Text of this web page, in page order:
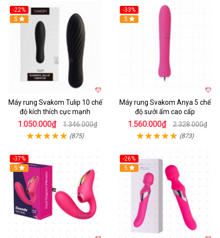
-22%
Hot
5
Máy rung Svakom Tulip 10 chế
độ kích thích cực mạnh
1.050.000₫ 1.346.000₫
(875)
-33%
Hot
5
Máy rung Svakom Anya 5 chế
độ sưởi ấm cao cấp
1.560.000₫ 2.328.000₫
(873)
-37%
Hot
5
-26%
Hot
5